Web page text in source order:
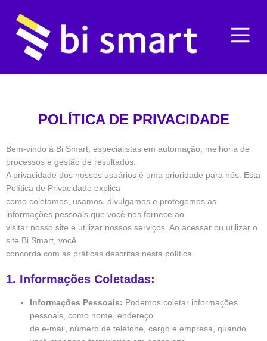
POLÍTICA DE PRIVACIDADE
Bem-vindo à Bi Smart, especialistas em automação, melhoria de
processos e gestão de resultados.
A privacidade dos nossos usuários é uma prioridade para nós. Esta
Política de Privacidade explica
como coletamos, usamos, divulgamos e protegemos as
informações pessoais que você nos fornece ao
visitar nosso site e utilizar nossos serviços. Ao acessar ou utilizar o
site Bi Smart, você
concorda com as práticas descritas nesta política.
1. Informações Coletadas:
Informações Pessoais: Podemos coletar informações
pessoais, como nome, endereço
de e-mail, número de telefone, cargo e empresa, quando